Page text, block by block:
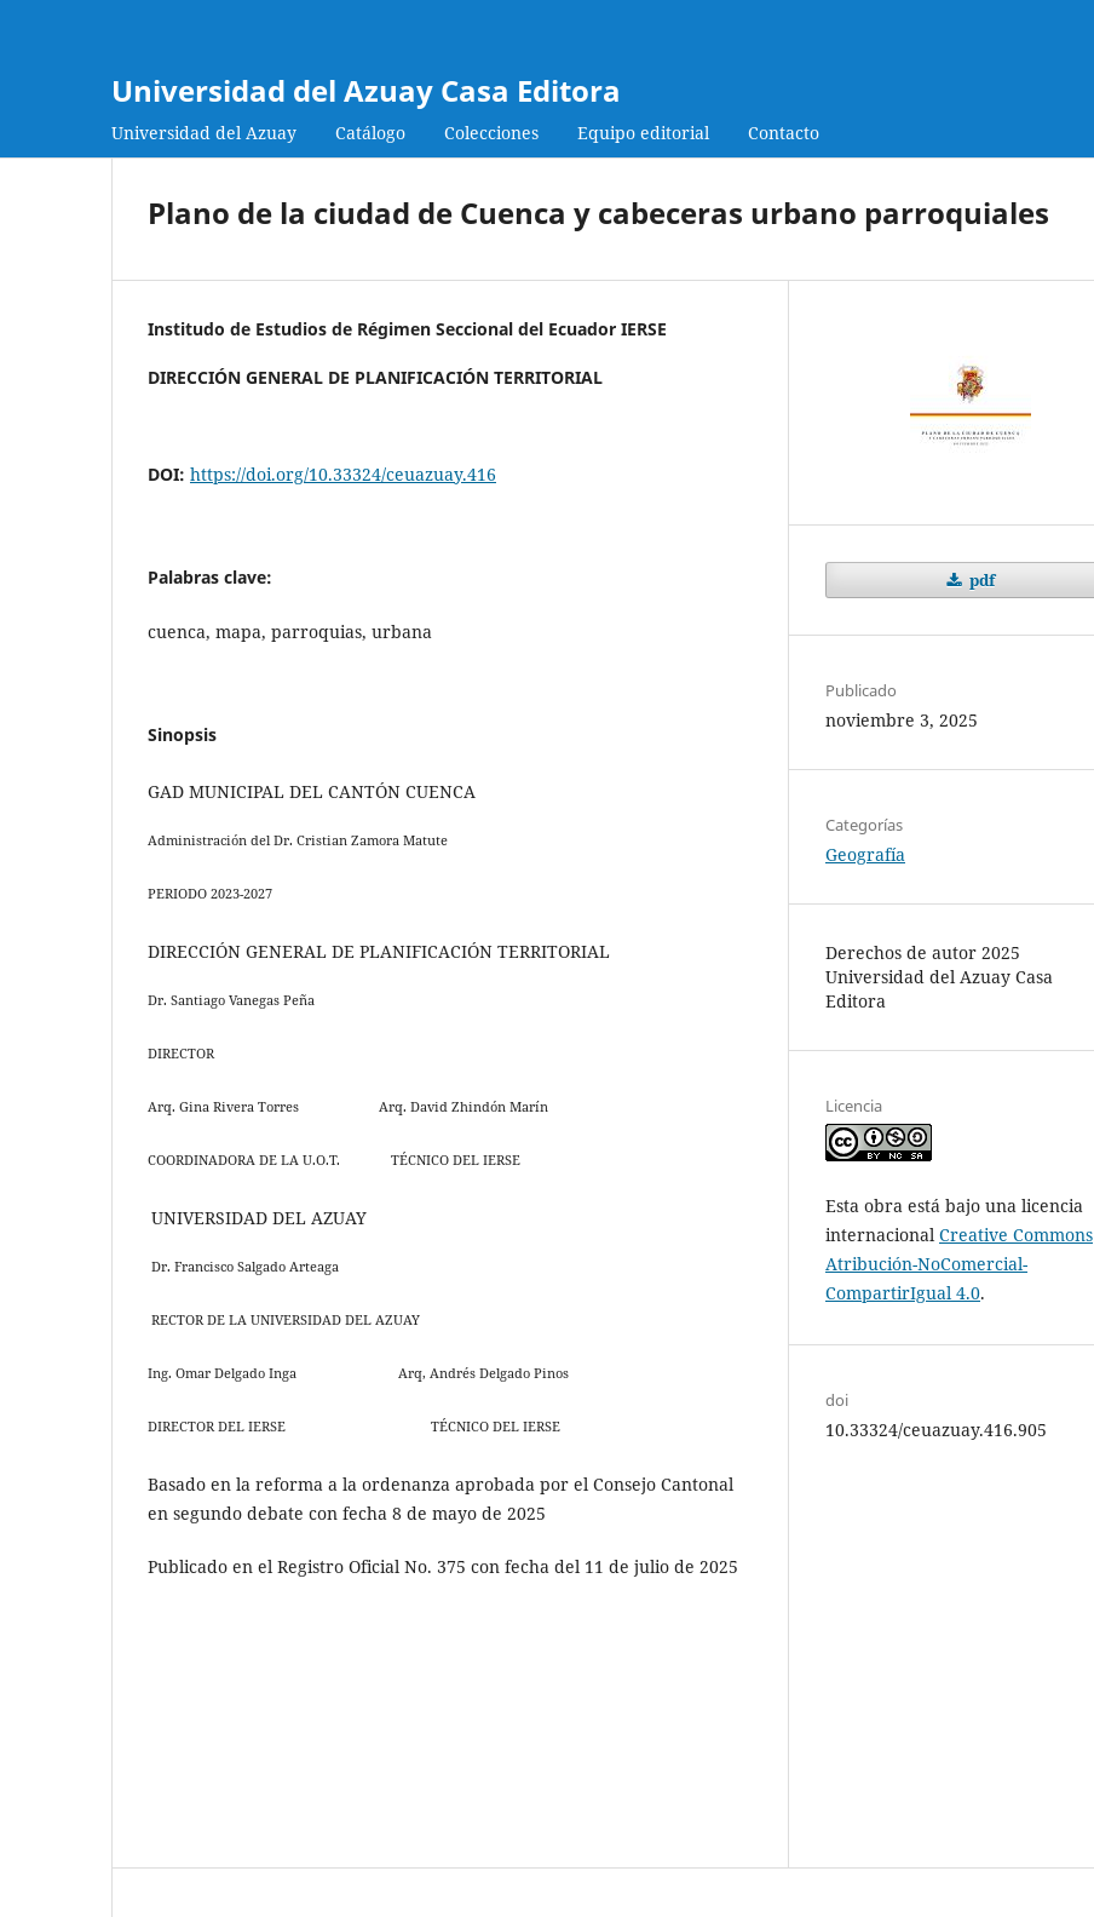
Universidad del Azuay Casa Editora
Universidad del Azuay Catálogo Colecciones Equipo editorial Contacto
Plano de la ciudad de Cuenca y cabeceras urbano parroquiales
Institudo de Estudios de Régimen Seccional del Ecuador IERSE
DIRECCIÓN GENERAL DE PLANIFICACIÓN TERRITORIAL
DOI: https://doi.org/10.33324/ceuazuay.416
Palabras clave:
cuenca, mapa, parroquias, urbana
Sinopsis
GAD MUNICIPAL DEL CANTÓN CUENCA
Administración del Dr. Cristian Zamora Matute
PERIODO 2023-2027
DIRECCIÓN GENERAL DE PLANIFICACIÓN TERRITORIAL
Dr. Santiago Vanegas Peña
DIRECTOR
Arq. Gina Rivera Torres Arq. David Zhindón Marín
COORDINADORA DE LA U.O.T. TÉCNICO DEL IERSE
UNIVERSIDAD DEL AZUAY
Dr. Francisco Salgado Arteaga
RECTOR DE LA UNIVERSIDAD DEL AZUAY
Ing. Omar Delgado Inga Arq, Andrés Delgado Pinos
DIRECTOR DEL IERSE TÉCNICO DEL IERSE
Basado en la reforma a la ordenanza aprobada por el Consejo Cantonal
en segundo debate con fecha 8 de mayo de 2025
Publicado en el Registro Oficial No. 375 con fecha del 11 de julio de 2025
pdf
Publicado
noviembre 3, 2025
Categorías
Geografía
Derechos de autor 2025
Universidad del Azuay Casa
Editora
Licencia
Esta obra está bajo una licencia
internacional Creative Commons
Atribución-NoComercial-
CompartirIgual 4.0.
doi
10.33324/ceuazuay.416.905